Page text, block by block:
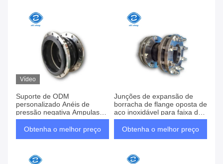
Vídeo
Suporte de ODM
personalizado Anéis de
pressão negativa Ampulas
de tubos Junções de
expansão de borracha
Obtenha o melhor preço
Junções de expansão de
borracha de flange oposta de
aço inoxidável para faixa de
temperatura -15C-80C
Obtenha o melhor preço